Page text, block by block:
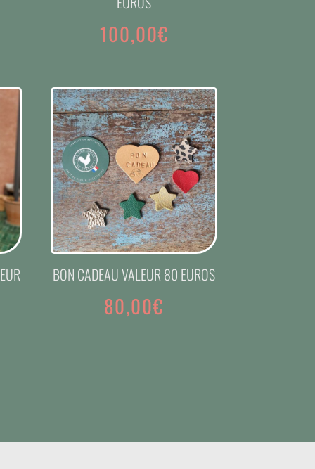
100,00€
BON CADEAU VALEUR 80 EUROS
80,00€